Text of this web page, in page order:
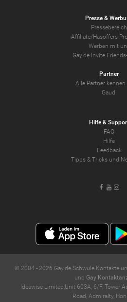
Presse &
Pressebereich
Affiliate/Hasoffers
Werben mit
Gay.de Invite
Partner
Alle Partner kennen
Gaudi
Hilfe &
FAQ
Hilfe
Feedback
Tipps & Tricks und
Facebook
Youtube
© 2004 - 2026 Gay.de Schwule Kontakte
und Gay
Ideawise Limited;Unit 603A, 6/F, Tower
Road, Admiralty,